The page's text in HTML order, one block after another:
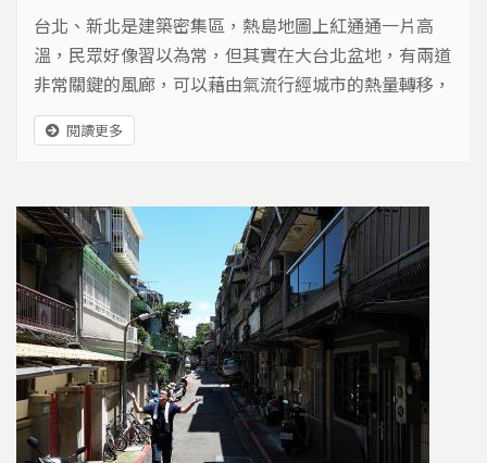
台北、新北是建築密集區，熱島地圖上紅通通一片高
溫，民眾好像習以為常，但其實在大台北盆地，有兩道
非常關鍵的風廊，可以藉由氣流行經城市的熱量轉移，
達到都市降溫效果！
閱讀更多